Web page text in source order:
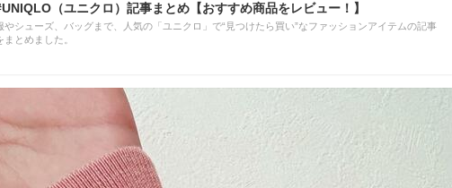
（ユニクロ）記事まとめ【おすすめ商品をレビュー！】
やシューズ、バッグまで、人気の「ユニクロ」で“見つけたら買い”なファッションアイテムの記事
まとめました。